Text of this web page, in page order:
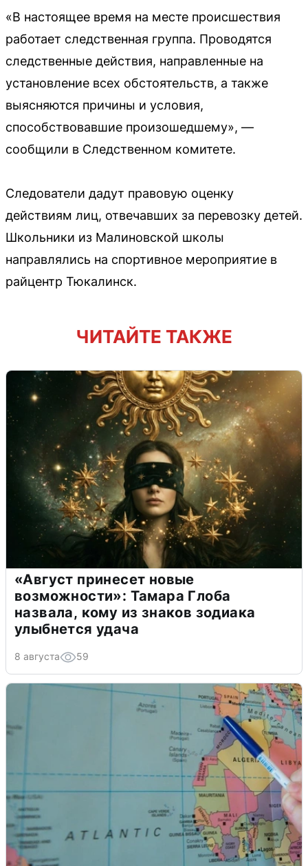
«В настоящее время на месте происшествия
работает следственная группа. Проводятся
следственные действия, направленные на
установление всех обстоятельств, а также
выясняются причины и условия,
способствовавшие произошедшему», —
сообщили в Следственном комитете.
Следователи дадут правовую оценку
действиям лиц, отвечавших за перевозку детей.
Школьники из Малиновской школы
направлялись на спортивное мероприятие в
райцентр Тюкалинск.
ЧИТАЙТЕ ТАКЖЕ
«Август принесет новые
возможности»: Тамара Глоба
назвала, кому из знаков зодиака
улыбнется удача
8 августа 59